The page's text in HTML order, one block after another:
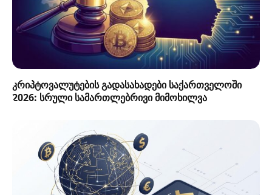
კრიპტოვალუტების გადასახადები საქართველოში
2026: სრული სამართლებრივი მიმოხილვა